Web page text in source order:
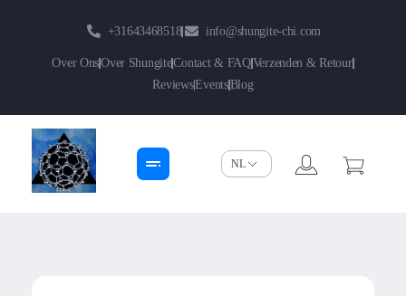
+31643468518 info@shungite-chi.com
Over OnsOver ShungiteContact & FAQVerzenden & Retour
ReviewsEventsBlog